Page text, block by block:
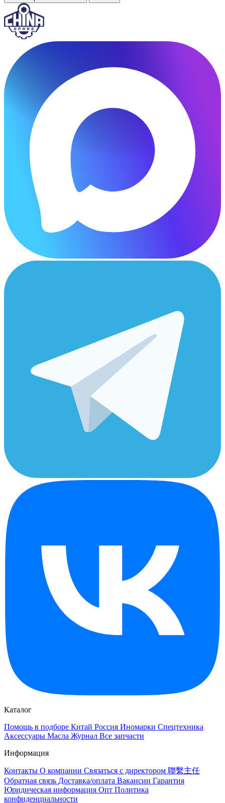
Каталог
Помощь в подборе Китай Россия Иномарки Спецтехника
Аксессуары Масла Журнал Все запчасти
Информация
Контакты О компании Связаться с директором 聯繫主任
Обратная связь Доставка/оплата Вакансии Гарантия
Юридическая информация Опт Политика
конфиденциальности